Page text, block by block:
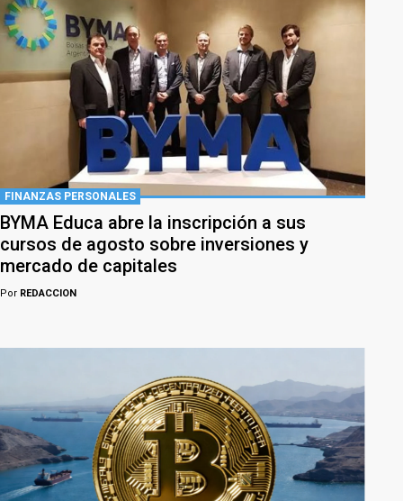
FINANZAS PERSONALES
BYMA Educa abre la inscripción a sus
cursos de agosto sobre inversiones y
mercado de capitales
Por REDACCION